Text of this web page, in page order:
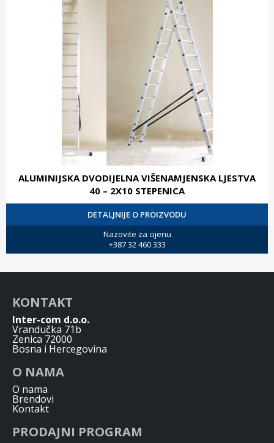
ALUMINIJSKA DVODIJELNA VIŠENAMJENSKA LJESTVA
40 – 2X10 STEPENICA
DETALJNIJE O PROIZVODU
Nazovite za cijenu
+387 32 460 333
KONTAKT
Inter-com d.o.o.
Vrandučka 71b
Zenica 72000
Bosna i Hercegovina
O NAMA
O nama
Brendovi
Kontakt
PRODAJNI PROGRAM